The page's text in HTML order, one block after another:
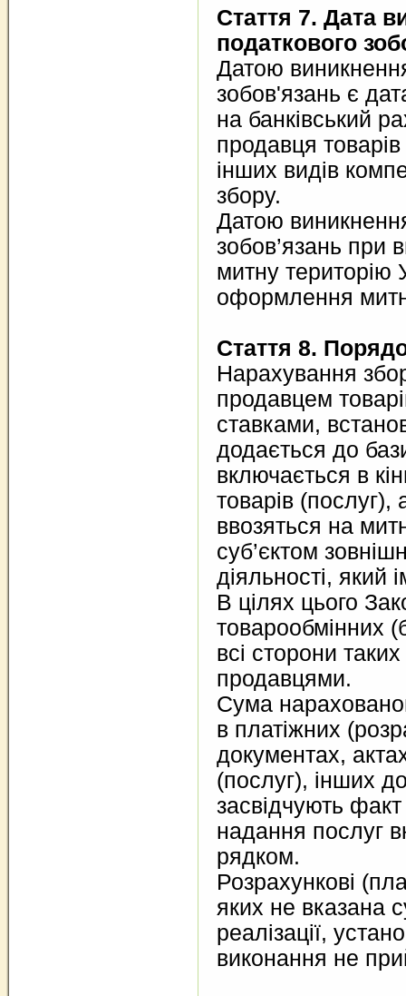
Стаття 7. Дата
податкового
Датою
зобов'язань є
на банківський
продавця
інших видів
збору.
Датою
зобов’язань при
митну територію
оформлення
Стаття 8.
Нарахування
продавцем
ставками,
додається до
включається в
товарів (послуг),
ввозяться на
суб’єктом
діяльності, який
В цілях цього
товарообмінних
всі сторони
продавцями.
Сума
в платіжних
документах,
(послуг), інших
засвідчують факт
надання послуг
рядком.
Розрахункові
яких не вказана
реалізації,
виконання не